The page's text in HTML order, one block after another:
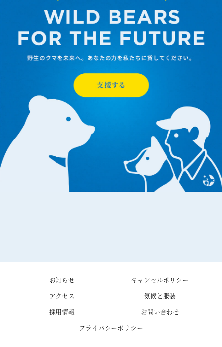
お知らせ
キャンセルポリシー
アクセス
気候と服装
採用情報
お問い合わせ
プライバシーポリシー